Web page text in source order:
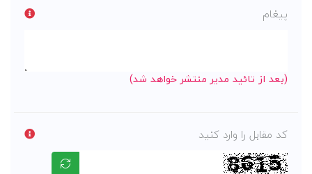
پیغام
(بعد از تائید مدیر منتشر خواهد شد)
کد مقابل را وارد کنید